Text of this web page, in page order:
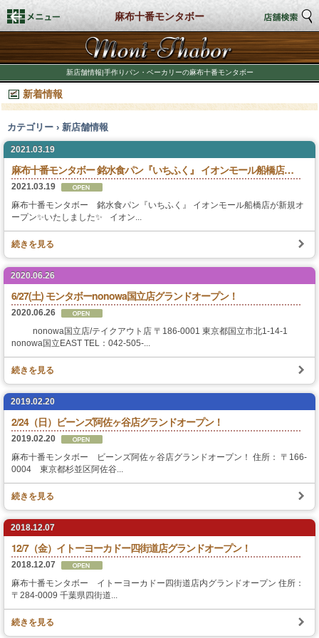
麻布十番モンタボー
新店舗情報|手作りパン・ベーカリーの麻布十番モンタボー
新着情報
カテゴリー › 新店舗情報
2021.03.19
麻布十番モンタボー 銘水食パン『いちふく』 イオンモール船橋店新規オープン！！
2021.03.19
麻布十番モンタボー 銘水食パン『いちふく』 イオンモール船橋店が新規オ
ープン✨いたしました✨ イオン...
続きを見る
2020.06.26
6/27(土) モンタボーnonowa国立店グランドオープン！
2020.06.26
nonowa国立店/テイクアウト店 〒186-0001 東京都国立市北1-14-1
nonowa国立EAST TEL：042-505-...
続きを見る
2019.02.20
2/24（日）ビーンズ阿佐ヶ谷店グランドオープン！
2019.02.20
麻布十番モンタボー ビーンズ阿佐ヶ谷店グランドオープン！ 住所： 〒166-
0004 東京都杉並区阿佐谷...
続きを見る
2018.12.07
12/7（金）イトーヨーカドー四街道店グランドオープン！
2018.12.07
麻布十番モンタボー イトーヨーカドー四街道店内グランドオープン 住所：
〒284-0009 千葉県四街道...
続きを見る
トップページ
店舗検索
新着情報
商品情報
期間限定商品
私たちのこだわり
商品づくり
スタッフの心得
パンと合うおすすめ料理!!
モンタボー公式ショップ
会社情報
採用情報
本社 〒103-0024
東京都中央区日本橋小舟町7番2号
TEL 03-3662-2582(代表)
Rights Reserved.